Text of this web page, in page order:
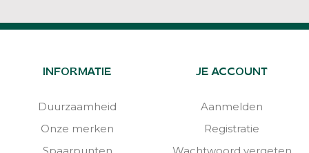
INFORMATIE
Duurzaamheid
Onze merken
Spaarpunten
JE ACCOUNT
Aanmelden
Registratie
Wachtwoord vergeten